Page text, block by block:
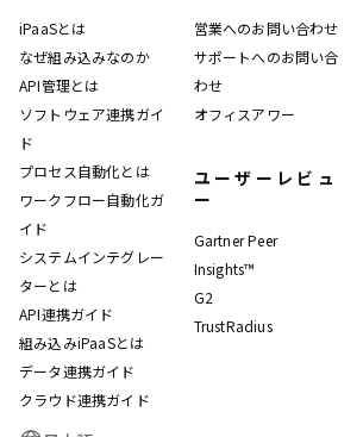
iPaaSとは
なぜ組み込みなのか
API管理とは
ソフトウェア連携ガイ
ド
プロセス自動化とは
ワークフロー自動化ガ
イド
システムインテグレー
ターとは
API連携ガイド
組み込みiPaaSとは
データ連携ガイド
クラウド連携ガイド
営業へのお問い合わせ
サポートへのお問い合
わせ
オフィスアワー
ユーザーレビュ
ー
Gartner Peer
Insights™
G2
TrustRadius